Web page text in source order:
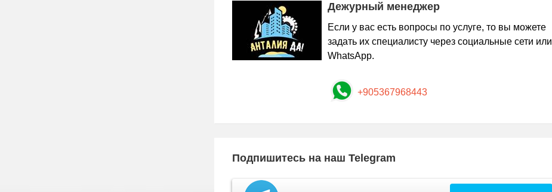
Дежурный менеджер
Если у вас есть вопросы по услуге, то вы можете
задать их специалисту через социальные сети или
WhatsApp.
+905367968443
Подпишитесь на наш Telegram